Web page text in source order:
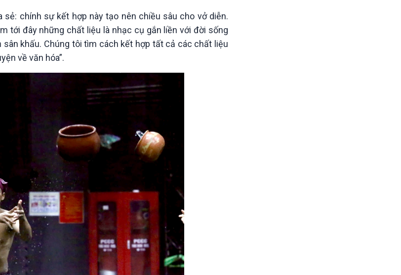
chính sự kết hợp này tạo nên chiều sâu cho vở diễn.
tới đây những chất liệu là nhạc cụ gắn liền với đời sống
khấu. Chúng tôi tìm cách kết hợp tất cả các chất liệu
về văn hóa”.